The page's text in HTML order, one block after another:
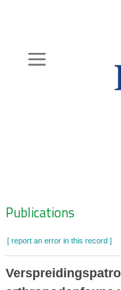
content
Zoeknavigatie
Publications
[ report an error in this record ]